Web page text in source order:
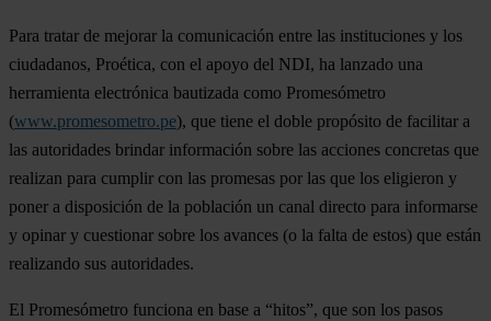
Para tratar de mejorar la comunicación entre las instituciones y los
ciudadanos, Proética, con el apoyo del NDI, ha lanzado una
herramienta electrónica bautizada como Promesómetro
(www.promesometro.pe), que tiene el doble propósito de facilitar a
las autoridades brindar información sobre las acciones concretas que
realizan para cumplir con las promesas por las que los eligieron y
poner a disposición de la población un canal directo para informarse
y opinar y cuestionar sobre los avances (o la falta de estos) que están
realizando sus autoridades.
El Promesómetro funciona en base a “hitos”, que son los pasos